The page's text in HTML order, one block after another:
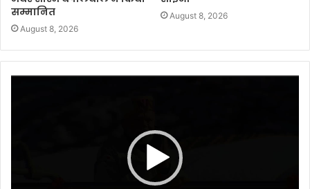
सम्मानित
August 8, 2026
August 8, 2026